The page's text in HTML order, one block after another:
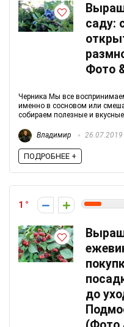
саду:
Фото
Черника Мы все
именно в сосновом или
собираем полезные и
Владимир 26.07.2019
ПОДРОБНЕЕ +
1
до